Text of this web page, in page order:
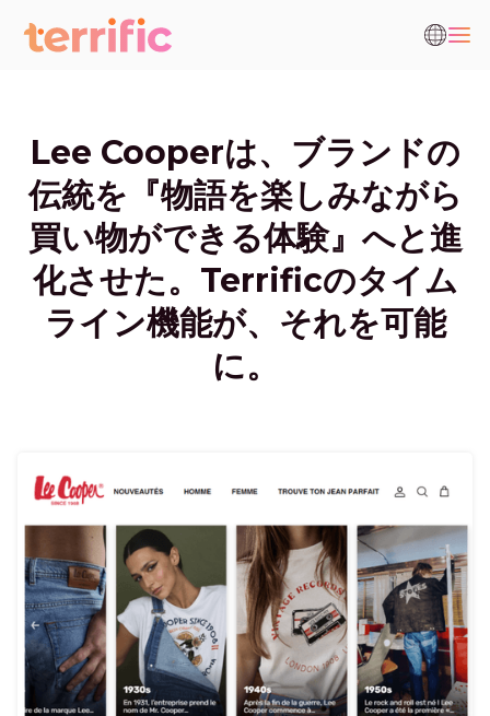
Lee Cooperは、ブランドの
伝統を『物語を楽しみながら
買い物ができる体験』へと進
化させた。Terrificのタイム
ライン機能が、それを可能
に。